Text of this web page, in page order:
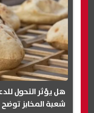
هل يؤثر التحول
شعبة المخابز توضح